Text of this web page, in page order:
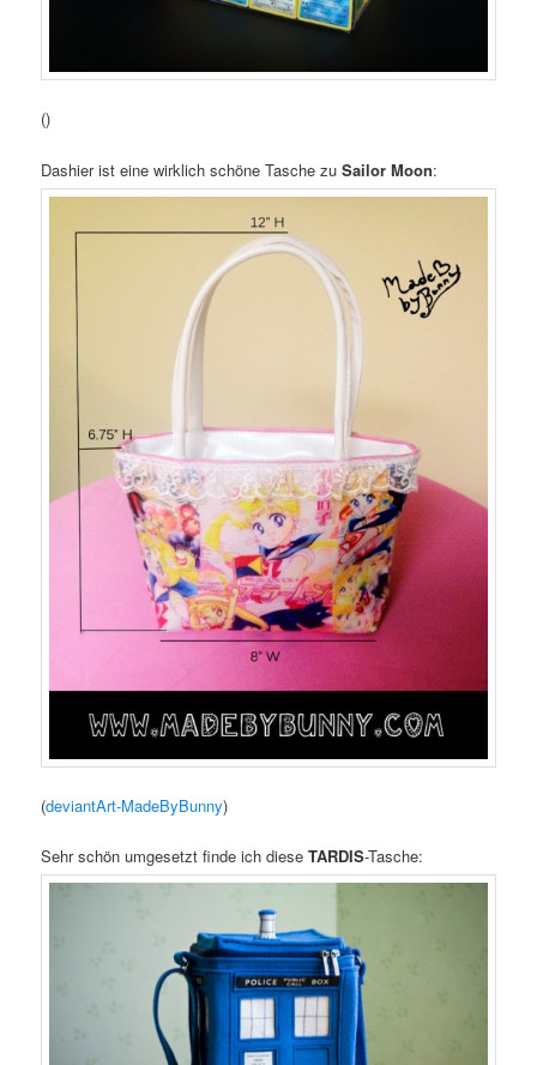
()
Dashier ist eine wirklich schöne Tasche zuSailor Moon:
(deviantArt-MadeByBunny)
Sehr schön umgesetzt finde ich dieseTARDIS-Tasche: